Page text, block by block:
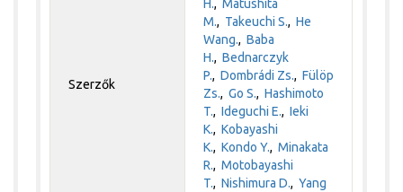
Szerzők
H.,Matushita
M., Takeuchi S.,He
Wang.,Baba
H.,Bednarczyk
P.,Dombrádi Zs.,Fülöp
Zs.,Go S.,Hashimoto
T.,Ideguchi E.,Ieki
K.,Kobayashi
K.,Kondo Y.,Minakata
R.,Motobayashi
T.,Nishimura D.,Yang